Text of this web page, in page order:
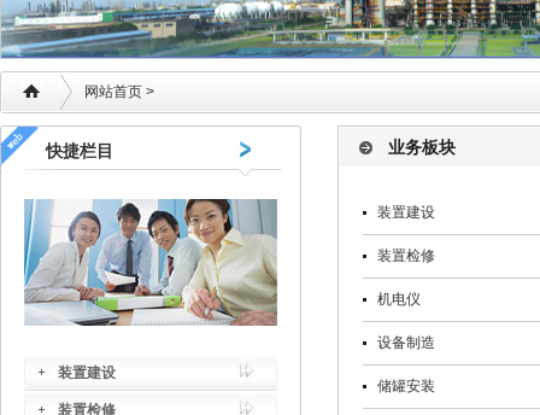
网站首页 >
快捷栏目
装置建设
装置检修
业务板块
装置建设
装置检修
机电仪
设备制造
储罐安装